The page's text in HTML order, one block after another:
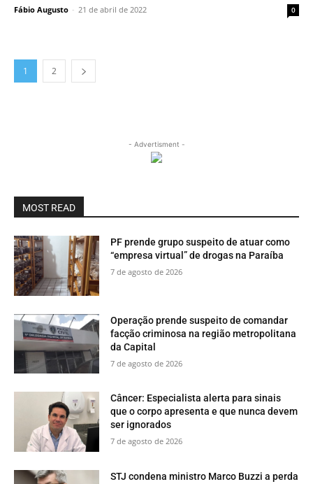
Fábio Augusto - 21 de abril de 2022 0
1 2
- Advertisment -
MOST READ
PF prende grupo suspeito de atuar como
“empresa virtual” de drogas na Paraíba
7 de agosto de 2026
Operação prende suspeito de comandar
facção criminosa na região metropolitana
da Capital
7 de agosto de 2026
Câncer: Especialista alerta para sinais
que o corpo apresenta e que nunca devem
ser ignorados
7 de agosto de 2026
STJ condena ministro Marco Buzzi a perda